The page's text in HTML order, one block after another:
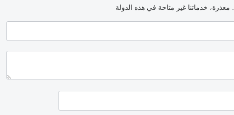
معذرة، خدماتنا غير متاحة في هذه الدولة